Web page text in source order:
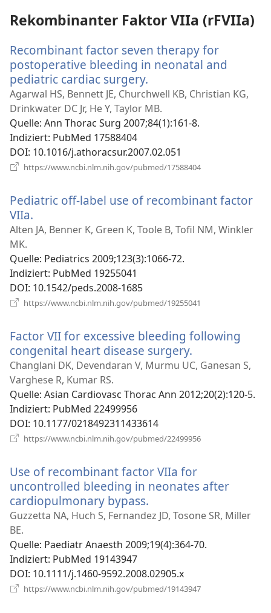
Rekombinanter Faktor VIIa (rFVIIa)
Recombinant factor seven therapy for
postoperative bleeding in neonatal and
pediatric cardiac surgery.
neues
Fenster)
Agarwal HS, Bennett JE, Churchwell KB, Christian KG,
Drinkwater DC Jr, He Y, Taylor MB.
Quelle‎: Ann Thorac Surg 2007;84(1):161-8.
Indiziert‎: PubMed 17588404
DOI‎: 10.1016/j.athoracsur.2007.02.051
https://www.ncbi.nlm.nih.gov/pubmed/17588404
Pediatric off-label use of recombinant factor
VIIa.
neues
Alten JA, Benner K, Green K, Toole B, Tofil NM, Winkler
MK.
Quelle‎: Pediatrics 2009;123(3):1066-72.
Indiziert‎: PubMed 19255041
DOI‎: 10.1542/peds.2008-1685
https://www.ncbi.nlm.nih.gov/pubmed/19255041
Factor VII for excessive bleeding following
congenital heart disease surgery.
neues
Changlani DK, Devendaran V, Murmu UC, Ganesan S,
Varghese R, Kumar RS.
Quelle‎: Asian Cardiovasc Thorac Ann 2012;20(2):120-5.
Indiziert‎: PubMed 22499956
DOI‎: 10.1177/0218492311433614
https://www.ncbi.nlm.nih.gov/pubmed/22499956
Use of recombinant factor VIIa for
uncontrolled bleeding in neonates after
cardiopulmonary bypass.
neues
Guzzetta NA, Huch S, Fernandez JD, Tosone SR, Miller
BE.
Quelle‎: Paediatr Anaesth 2009;19(4):364-70.
Indiziert‎: PubMed 19143947
DOI‎: 10.1111/j.1460-9592.2008.02905.x
https://www.ncbi.nlm.nih.gov/pubmed/19143947